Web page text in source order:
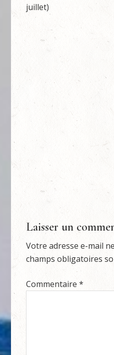
juillet)
Laisser un
Votre adresse e-mail
champs obligatoires
Commentaire*